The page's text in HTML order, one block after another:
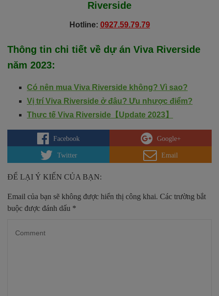
Riverside
Hotline: 0927.59.79.79
Thông tin chi tiết về dự án Viva Riverside
năm 2023:
Có nên mua Viva Riverside không? Vì sao?
Vị trí Viva Riverside ở đâu? Ưu nhược điểm?
Thực tế Viva Riverside【Update 2023】
Facebook Google+
Twitter Email
ĐỂ LẠI Ý KIẾN CỦA BẠN:
Email của bạn sẽ không được hiển thị công khai. Các trường bắt
buộc được đánh dấu *